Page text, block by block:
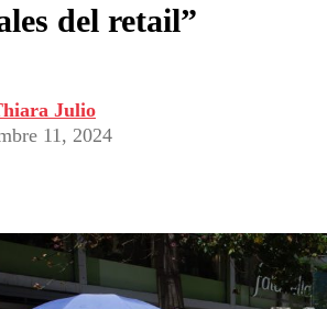
del retail”
Julio
11, 2024